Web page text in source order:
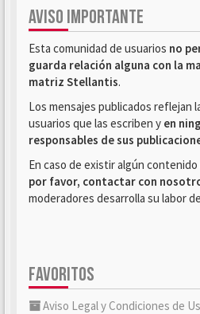
AVISO IMPORTANTE
Esta comunidad de usuarios no
guarda relación alguna con la
matriz Stellantis.
Los mensajes publicados reflejan
usuarios que las escriben y en
responsables de sus
En caso de existir algún
por favor, contactar con
moderadores desarrolla su labor
FAVORITOS
Aviso Legal y Condiciones de